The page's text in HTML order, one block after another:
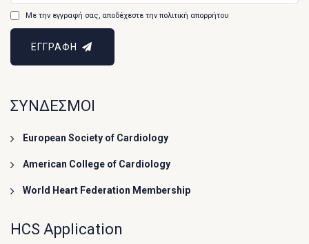
Με την εγγραφή σας, αποδέχεστε την πολιτική απορρήτου
ΕΓΓΡΑΦΗ
ΣΥΝΔΕΣΜΟΙ
European Society of Cardiology
American College of Cardiology
World Heart Federation Membership
HCS Application